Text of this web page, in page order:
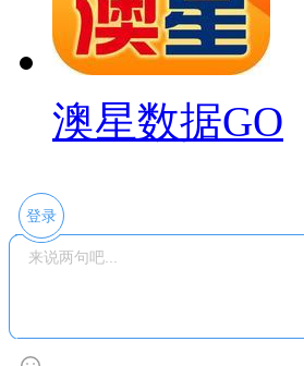
澳星数据GO
登录